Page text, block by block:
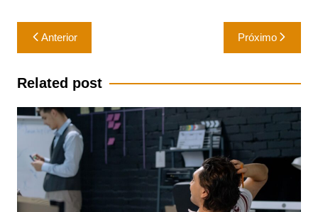
Navegação
de
Post
Anterior Próximo
Related post